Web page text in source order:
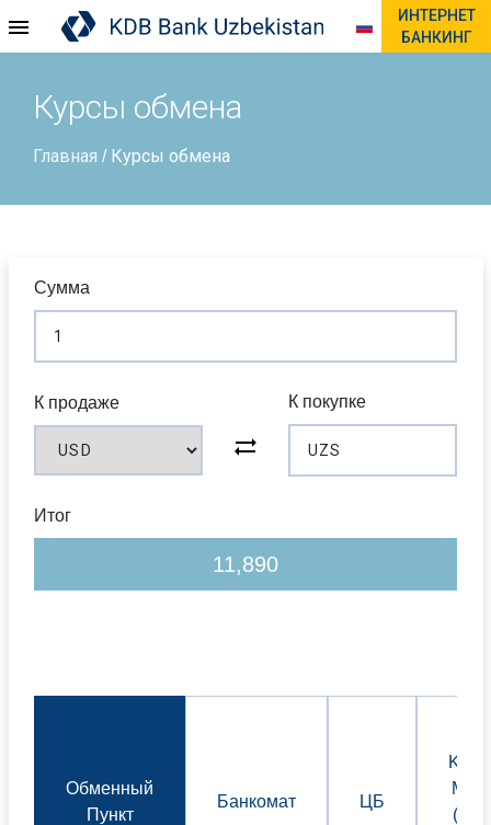
ИНТЕРНЕТ
БАНКИНГ
Курсы обмена
Главная / Курсы обмена
Сумма
К продаже К покупке
Итог
11,890
Обменный
Пункт
Банкомат ЦБ